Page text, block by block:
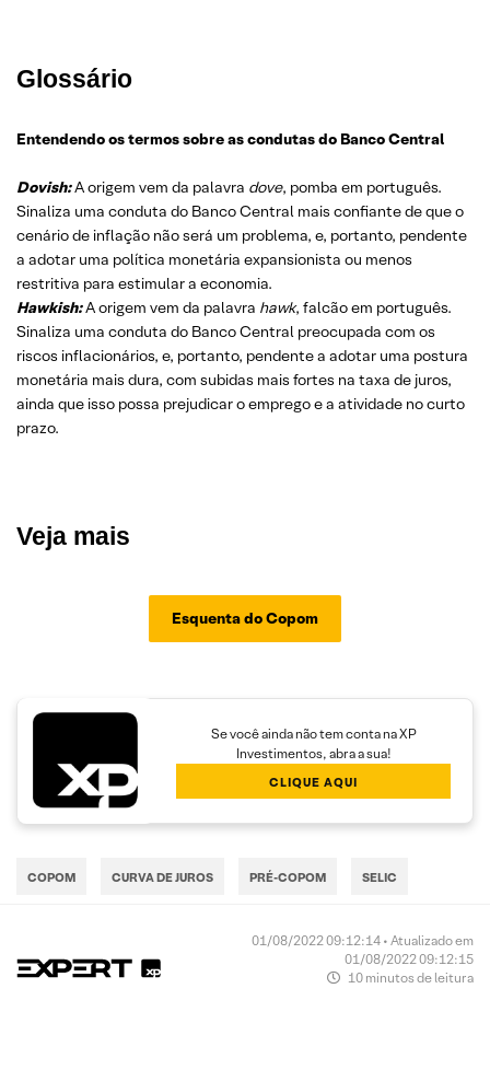
Glossário
Entendendo os termos sobre as condutas do Banco Central
Dovish:A origem vem da palavra dove, pomba em português.
Sinaliza uma conduta do Banco Central mais confiante de que o
cenário de inflação não será um problema, e, portanto, pendente
a adotar uma política monetária expansionista ou menos
restritiva para estimular a economia.
Hawkish:A origem vem da palavra hawk, falcão em português.
Sinaliza uma conduta do Banco Central preocupada com os
riscos inflacionários, e, portanto, pendente a adotar uma postura
monetária mais dura, com subidas mais fortes na taxa de juros,
ainda que isso possa prejudicar o emprego e a atividade no curto
prazo.
Veja mais
Esquenta do Copom
Se você ainda não tem conta na XP
Investimentos, abra a sua!
CLIQUE AQUI
COPOM CURVA DE JUROS PRÉ-COPOM SELIC
01/08/2022 09:12:14 • Atualizado em
01/08/2022 09:12:15
10 minutos de leitura